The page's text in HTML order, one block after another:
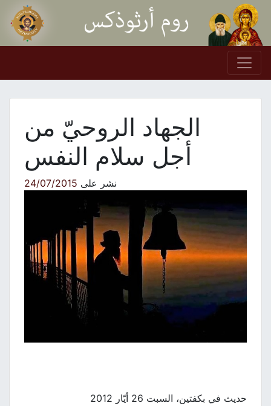
Skip to content
Main Navigation
الجهاد الروحيّ من
أجل سلام النفس
نشر على24/07/2015
حديث في بكفتين، السبت 26 أيّار 2012